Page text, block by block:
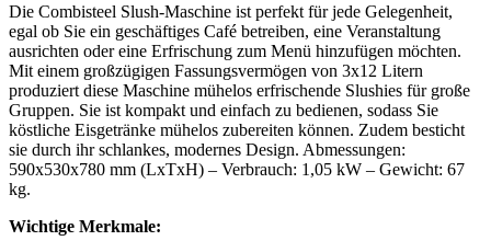
Die Combisteel Slush-Maschine ist perfekt für jede Gelegenheit,
egal ob Sie ein geschäftiges Café betreiben, eine Veranstaltung
ausrichten oder eine Erfrischung zum Menü hinzufügen möchten.
Mit einem großzügigen Fassungsvermögen von 3x12 Litern
produziert diese Maschine mühelos erfrischende Slushies für große
Gruppen. Sie ist kompakt und einfach zu bedienen, sodass Sie
köstliche Eisgetränke mühelos zubereiten können. Zudem besticht
sie durch ihr schlankes, modernes Design. Abmessungen:
590x530x780 mm (LxTxH) – Verbrauch: 1,05 kW – Gewicht: 67
kg.
Wichtige Merkmale: